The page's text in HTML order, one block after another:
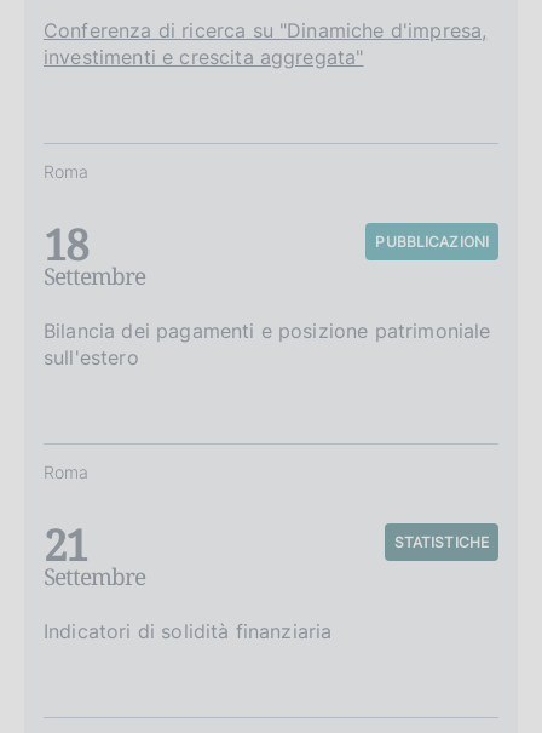
Conferenza di ricerca su "Dinamiche d'impresa,
investimenti e crescita aggregata"
Roma
18
Settembre
PUBBLICAZIONI
Bilancia dei pagamenti e posizione patrimoniale
sull'estero
Roma
21
Settembre
STATISTICHE
Indicatori di solidità finanziaria